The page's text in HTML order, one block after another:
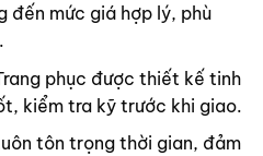
đến mức giá hợp lý, phù
phục được thiết kế tinh
kiểm tra kỹ trước khi giao.
tôn trọng thời gian, đảm